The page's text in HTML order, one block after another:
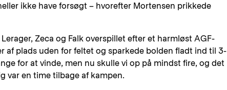
ikke have forsøgt – hvorefter Mortensen prikkede
Zeca og Falk overspillet efter et harmløst AGF-
af plads uden for feltet og sparkede bolden fladt ind til 3-
for at vinde, men nu skulle vi op på mindst fire, og det
var en time tilbage af kampen.